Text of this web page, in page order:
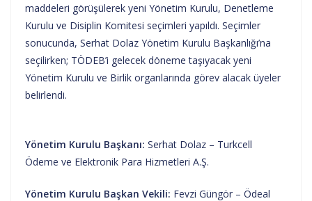
maddeleri görüşülerek yeni Yönetim Kurulu, Denetleme
Kurulu ve Disiplin Komitesi seçimleri yapıldı. Seçimler
sonucunda, Serhat Dolaz Yönetim Kurulu Başkanlığı’na
seçilirken; TÖDEB’i gelecek döneme taşıyacak yeni
Yönetim Kurulu ve Birlik organlarında görev alacak üyeler
belirlendi.
Yönetim Kurulu Başkanı: Serhat Dolaz – Turkcell
Ödeme ve Elektronik Para Hizmetleri A.Ş.
Yönetim Kurulu Başkan Vekili: Fevzi Güngör – Ödeal